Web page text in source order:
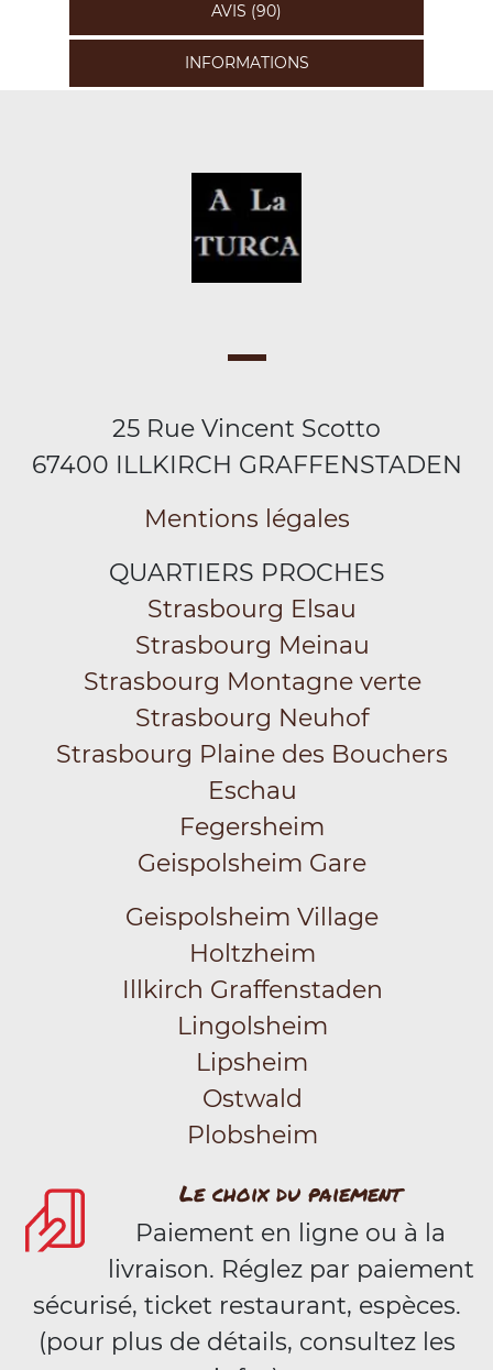
AVIS (90)
INFORMATIONS
25 Rue Vincent Scotto
67400 ILLKIRCH GRAFFENSTADEN
Mentions légales
QUARTIERS PROCHES
Strasbourg Elsau
Strasbourg Meinau
Strasbourg Montagne verte
Strasbourg Neuhof
Strasbourg Plaine des Bouchers
Eschau
Fegersheim
Geispolsheim Gare
Geispolsheim Village
Holtzheim
Illkirch Graffenstaden
Lingolsheim
Lipsheim
Ostwald
Plobsheim
Le choix du paiement
Paiement en ligne ou à la
livraison. Réglez par paiement
sécurisé, ticket restaurant, espèces.
(pour plus de détails, consultez les